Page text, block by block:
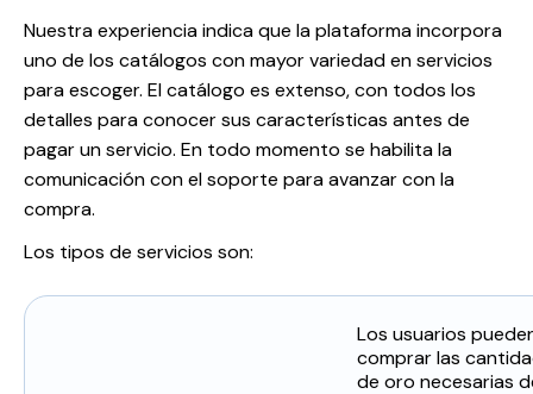
Nuestra experiencia indica que la plataforma incorpora
uno de los catálogos con mayor variedad en servicios
para escoger. El catálogo es extenso, con todos los
detalles para conocer sus características antes de
pagar un servicio. En todo momento se habilita la
comunicación con el soporte para avanzar con la
compra.
Los tipos de servicios son:
Los usuarios
comprar las
de oro necesarias